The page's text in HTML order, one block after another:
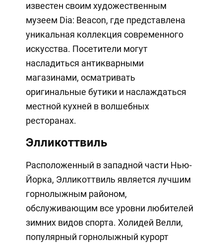
известен своим художественным
музеем Dia: Beacon, где представлена
уникальная коллекция современного
искусства. Посетители могут
насладиться антикварными
магазинами, осматривать
оригинальные бутики и наслаждаться
местной кухней в волшебных
ресторанах.
Элликоттвиль
Расположенный в западной части Нью-
Йорка, Элликоттвиль является лучшим
горнолыжным районом,
обслуживающим все уровни любителей
зимних видов спорта. Холидей Велли,
популярный горнолыжный курорт